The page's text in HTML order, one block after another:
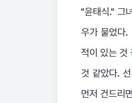
"윤태식." 그
우가 물었다
적이 있는 것
것 같았다.
먼저 건드리